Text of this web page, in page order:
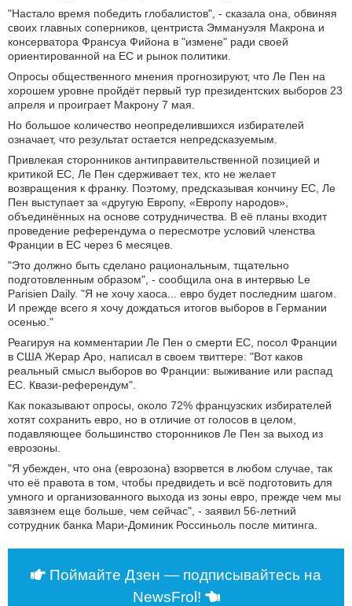
"Настало время победить глобалистов", - сказала она, обвиняя
своих главных соперников, центриста Эммануэля Макрона и
консерватора Франсуа Фийона в "измене" ради своей
ориентированной на ЕС и рынок политики.
Опросы общественного мнения прогнозируют, что Ле Пен на
хорошем уровне пройдёт первый тур президентских выборов 23
апреля и проиграет Макрону 7 мая.
Но большое количество неопределившихся избирателей
означает, что результат остается непредсказуемым.
Привлекая сторонников антиправительственной позицией и
критикой ЕС, Ле Пен сдерживает тех, кто не желает
возвращения к франку. Поэтому, предсказывая кончину ЕС, Ле
Пен выступает за «другую Европу, «Европу народов»,
объединённых на основе сотрудничества. В её планы входит
проведение референдума о пересмотре условий членства
Франции в ЕС через 6 месяцев.
"Это должно быть сделано рациональным, тщательно
подготовленным образом", - сообщила она в интервью Le
Parisien Daily. "Я не хочу хаоса... евро будет последним шагом.
И прежде всего я хочу дождаться итогов выборов в Германии
осенью."
Реагируя на комментарии Ле Пен о смерти ЕС, посол Франции
в США Жерар Аро, написал в своем твиттере: "Вот каков
реальный смысл выборов во Франции: выживание или распад
ЕС. Квази-референдум".
Как показывают опросы, около 72% французских избирателей
хотят сохранить евро, но в отличие от голосов в целом,
подавляющее большинство сторонников Ле Пен за выход из
еврозоны.
"Я убежден, что она (еврозона) взорвется в любом случае, так
что её правота в том, чтобы предвидеть и всё подготовить для
умного и организованного выхода из зоны евро, прежде чем мы
завязнем еще больше, чем сейчас", - заявил 56-летний
сотрудник банка Мари-Доминик Россиньоль после митинга.
Поймайте Дзен — подписывайтесь на
NewsFrol!